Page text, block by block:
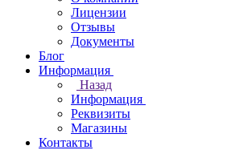
Лицензии
Отзывы
Документы
Блог
Информация
Назад
Информация
Реквизиты
Магазины
Контакты